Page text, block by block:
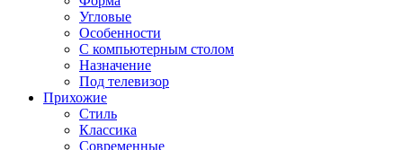
Угловые
Особенности
С компьютерным столом
Назначение
Под телевизор
Прихожие
Стиль
Классика
Современные